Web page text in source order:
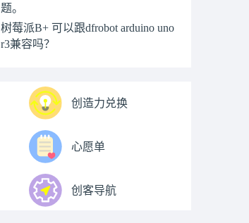
题。
树莓派B+ 可以跟dfrobot arduino uno
r3兼容吗？
创造力兑换
心愿单
创客导航